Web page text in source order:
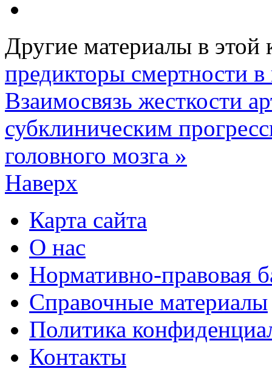
Другие материалы в этой
предикторы смертности
Взаимосвязь жесткости
субклиническим
головного мозга »
Наверх
Карта сайта
О нас
Нормативно-правовая
Справочные материалы
Политика
Контакты